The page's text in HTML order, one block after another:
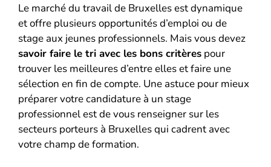
Le marché du travail de Bruxelles est dynamique
et offre plusieurs opportunités d’emploi ou de
stage aux jeunes professionnels. Mais vous devez
savoir faire le tri avec les bons critères pour
trouver les meilleures d’entre elles et faire une
sélection en fin de compte. Une astuce pour mieux
préparer votre candidature à un stage
professionnel est de vous renseigner sur les
secteurs porteurs à Bruxelles qui cadrent avec
votre champ de formation.